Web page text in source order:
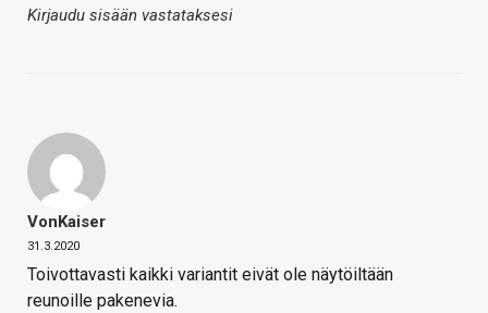
Kirjaudu sisään vastataksesi
VonKaiser
31.3.2020
Toivottavasti kaikki variantit eivät ole näytöiltään
reunoille pakenevia.